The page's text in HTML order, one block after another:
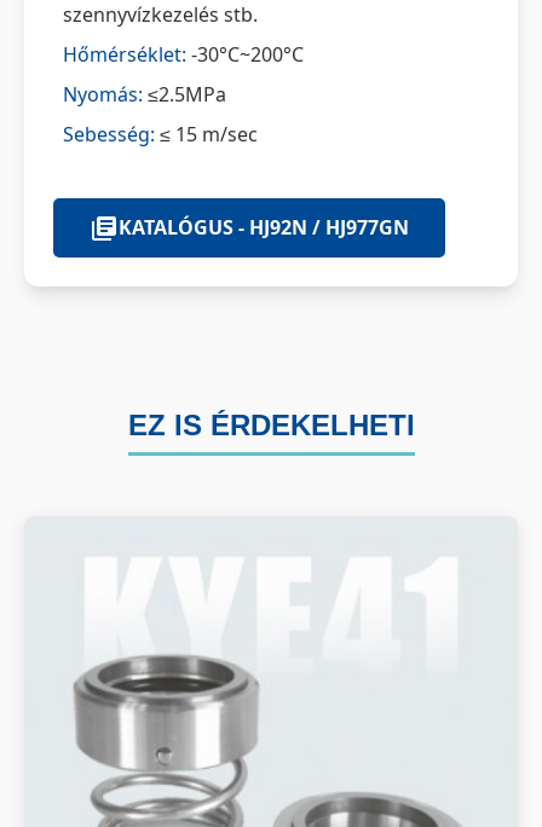
szennyvízkezelés stb.
Hőmérséklet: -30°C~200°C
Nyomás: ≤2.5MPa
Sebesség: ≤ 15 m/sec
KATALÓGUS - HJ92N / HJ977GN
EZ IS ÉRDEKELHETI